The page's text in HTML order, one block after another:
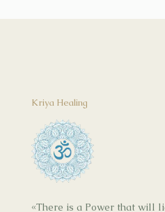
Kriya Healing
«There is a Power that will